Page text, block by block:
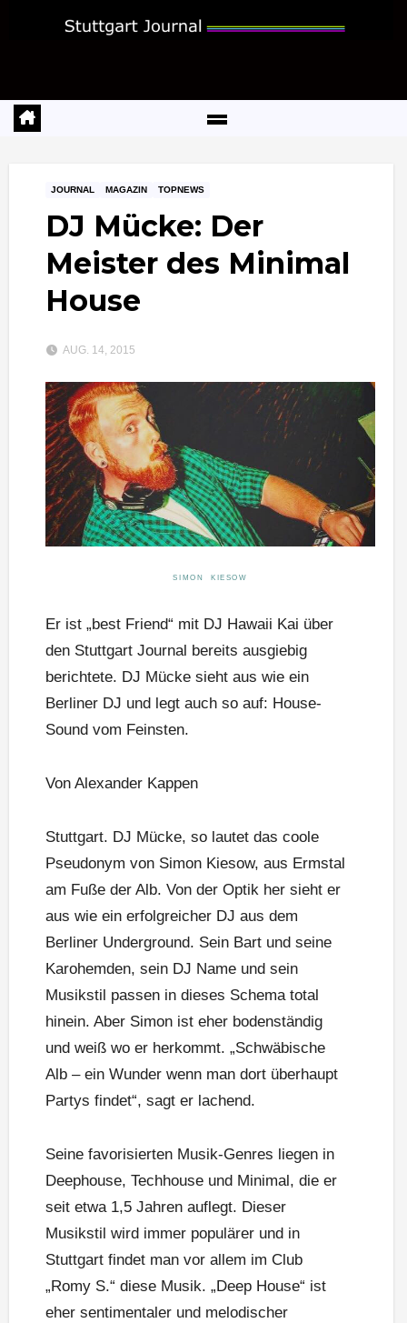
JOURNAL MAGAZIN TOPNEWS
DJ Mücke: Der
Meister des Minimal
House
AUG. 14, 2015
SIMON KIESOW
Er ist „best Friend“ mit DJ Hawaii Kai über
den Stuttgart Journal bereits ausgiebig
berichtete. DJ Mücke sieht aus wie ein
Berliner DJ und legt auch so auf: House-
Sound vom Feinsten.
Von Alexander Kappen
Stuttgart. DJ Mücke, so lautet das coole
Pseudonym von Simon Kiesow, aus Ermstal
am Fuße der Alb. Von der Optik her sieht er
aus wie ein erfolgreicher DJ aus dem
Berliner Underground. Sein Bart und seine
Karohemden, sein DJ Name und sein
Musikstil passen in dieses Schema total
hinein. Aber Simon ist eher bodenständig
und weiß wo er herkommt. „Schwäbische
Alb – ein Wunder wenn man dort überhaupt
Partys findet“, sagt er lachend.
Seine favorisierten Musik-Genres liegen in
Deephouse, Techhouse und Minimal, die er
seit etwa 1,5 Jahren auflegt. Dieser
Musikstil wird immer populärer und in
Stuttgart findet man vor allem im Club
„Romy S.“ diese Musik. „Deep House“ ist
eher sentimentaler und melodischer